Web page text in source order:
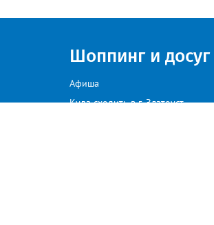
Шоппинг и досуг
Афиша
Куда сходить в г. Златоуст